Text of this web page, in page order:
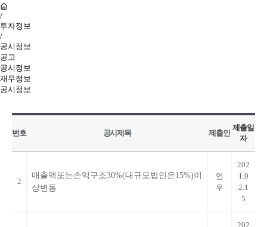
/
투자정보
/
공시정보
공고
공시정보
재무정보
공시정보
번호 공시제목 제출인
제출일
자
2
매출액또는손익구조30%(대규모법인은15%)이
상변동
연
우
202
1.0
2.1
5
202